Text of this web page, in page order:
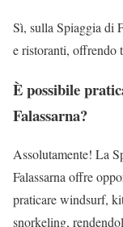
Sì, sulla Spiaggia di
e ristoranti, offrendo
È possibile
Falassarna?
Assolutamente! La
Falassarna offre
praticare windsurf,
snorkeling,